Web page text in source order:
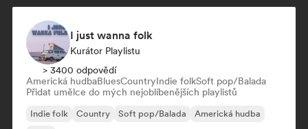
I just wanna folk
Kurátor Playlistu
> 3400 odpovědí
Americká hudbaBluesCountryIndie folkSoft pop/Balada
Přidat umělce do mých nejoblíbenějších playlistů
Indie folk Country Soft pop/Balada
Americká hudba